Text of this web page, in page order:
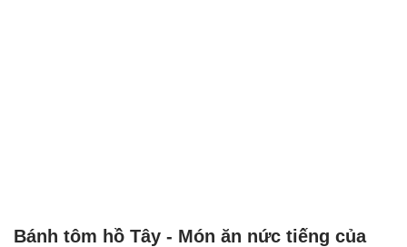
Bánh tôm hồ Tây - Món ăn nức tiếng của